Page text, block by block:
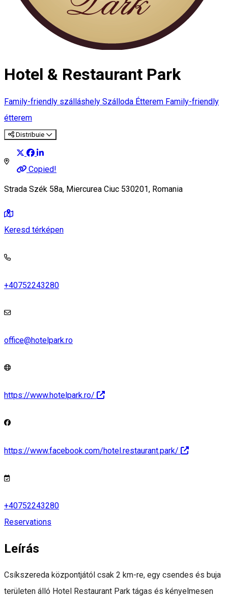
Hotel & Restaurant Park
Family-friendly szálláshely Szálloda Étterem Family-friendly
étterem
Distribuie
Copied!
Strada Szék 58a, Miercurea Ciuc 530201, Romania
Keresd térképen
+40752243280
office@hotelpark.ro
https://www.hotelpark.ro/
https://www.facebook.com/hotel.restaurant.park/
+40752243280
Reservations
Leírás
Csíkszereda központjától csak 2 km-re, egy csendes és buja
területen álló Hotel Restaurant Park tágas és kényelmesen